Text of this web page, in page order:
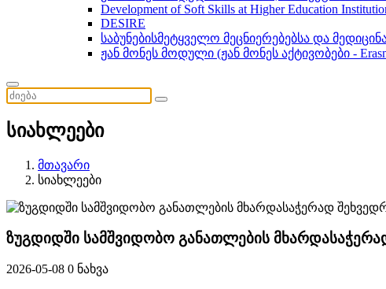
Development of Soft Skills at Higher Education
DESIRE
საბუნებისმეტყველო მეცნიერებებსა და
ჟან მონეს მოდული (ჟან მონეს აქტივობები -
სიახლეები
მთავარი
სიახლეები
ზუგდიდში სამშვიდობო განათლების
2026-05-08 0 ნახვა